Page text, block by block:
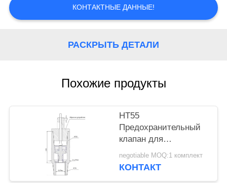
КАРТА
КОНТАКТНЫЕ ДАННЫЕ!
РАСКРЫТЬ ДЕТАЛИ
Похожие продукты
НТ55
Предохранительный
клапан для
предотвращения
выбросов, рабочее
negotiable MOQ:1 комплект
КОНТАКТ